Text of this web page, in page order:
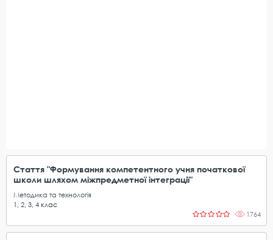
Стаття "Формування компетентного учня початкової
школи шляхом міжпредметної інтеграції"
Методика та технологія
1
2 3 4 клас
1764